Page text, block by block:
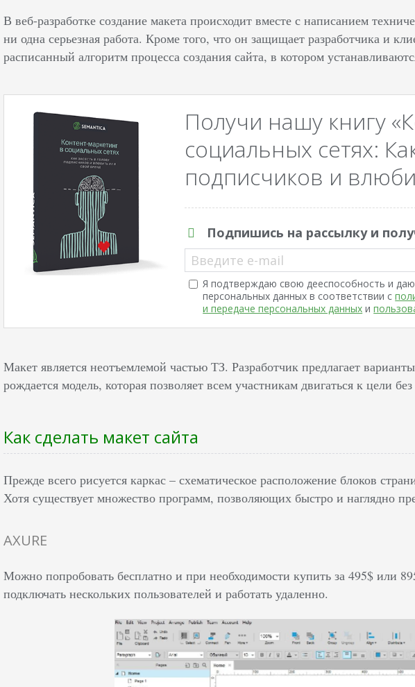
В веб-разработке создание макета происходит вместе с написанием
ни одна серьезная работа. Кроме того, что он защищает разработчика и
расписанный алгоритм процесса создания сайта, в котором
Получи нашу книгу
социальных сетях:
подписчиков и
Подпишись на рассылку и
Введите e-mail
Я подтверждаю свою дееспособность и
персональных данных в соответствии с
и передаче персональных данных и
Макет является неотъемлемой частью ТЗ. Разработчик предлагает
рождается модель, которая позволяет всем участникам двигаться к цели
Как сделать макет сайта
Прежде всего рисуется каркас – схематическое расположение блоков
Хотя существует множество программ, позволяющих быстро и наглядно
AXURE
Можно попробовать бесплатно и при необходимости купить за 495$ или
подключать нескольких пользователей и работать удаленно.